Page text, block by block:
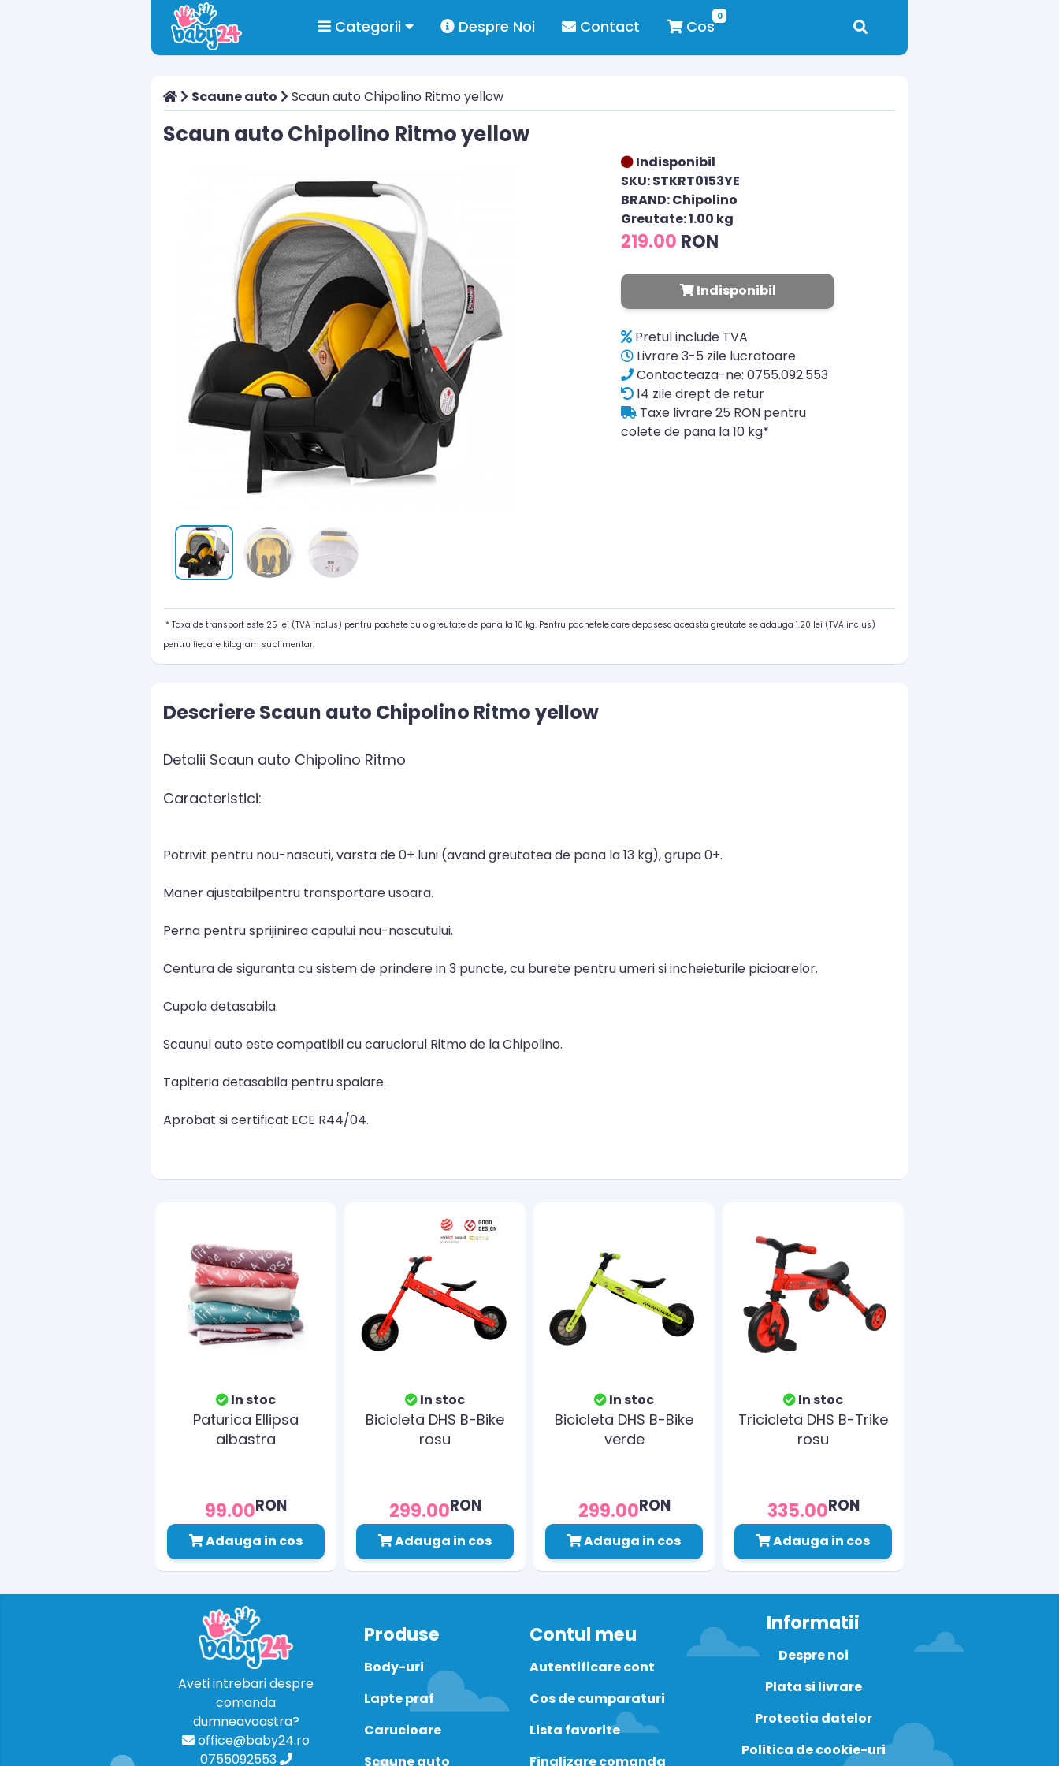
Categorii Despre Noi Contact
0
Cos
Scaune auto Scaun auto Chipolino Ritmo yellow
Scaun auto Chipolino Ritmo yellow
Indisponibil
SKU: STKRT0153YE
BRAND: Chipolino
Greutate: 1.00 kg
219.00 RON
Indisponibil
Pretul include TVA
Livrare 3-5 zile lucratoare
Contacteaza-ne: 0755.092.553
14 zile drept de retur
Taxe livrare 25 RON pentru
colete de pana la 10 kg*
* Taxa de transport este 25 lei (TVA inclus) pentru pachete cu o greutate de pana la 10 kg. Pentru pachetele care depasesc aceasta greutate se adauga 1.20 lei (TVA inclus)
pentru fiecare kilogram suplimentar.
Descriere Scaun auto Chipolino Ritmo yellow
Detalii Scaun auto Chipolino Ritmo
Caracteristici:
Potrivit pentru nou-nascuti, varsta de 0+ luni (avand greutatea de pana la 13 kg), grupa 0+.
Maner ajustabilpentru transportare usoara.
Perna pentru sprijinirea capului nou-nascutului.
Centura de siguranta cu sistem de prindere in 3 puncte, cu burete pentru umeri si incheieturile picioarelor.
Cupola detasabila.
Scaunul auto este compatibil cu caruciorul Ritmo de la Chipolino.
Tapiteria detasabila pentru spalare.
Aprobat si certificat ECE R44/04.
In stoc
Paturica Ellipsa
albastra
99.00RON
Adauga in cos
In stoc
Bicicleta DHS B-Bike
rosu
299.00RON
Adauga in cos
In stoc
Bicicleta DHS B-Bike
verde
299.00RON
Adauga in cos
In stoc
Tricicleta DHS B-Trike
rosu
335.00RON
Adauga in cos
Aveti intrebari despre
comanda
dumneavoastra?
office@baby24.ro
0755092553
Produse
Body-uri
Lapte praf
Carucioare
Scaune auto
Contul meu
Autentificare cont
Cos de cumparaturi
Lista favorite
Finalizare comanda
Informatii
Despre noi
Plata si livrare
Protectia datelor
Politica de cookie-uri